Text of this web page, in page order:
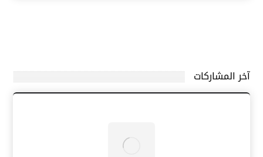
آخر المشاركات